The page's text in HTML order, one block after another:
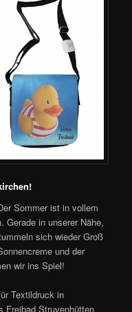
Sommer ist in vollem
Gerade in unserer Nähe,
sich wieder Groß
und der
wir ins Spiel!
Textildruck in
Freibad Struvenhütten